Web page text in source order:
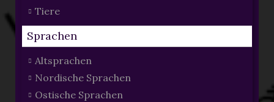
Tiere
Sprachen
Altsprachen
Nordische Sprachen
Ostische Sprachen